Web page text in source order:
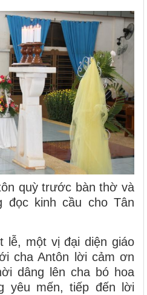
quỳ trước bàn thờ và
đọc kinh cầu cho Tân
lễ, một vị đại diện giáo
cha Antôn lời cảm ơn
dâng lên cha bó hoa
yêu mến, tiếp đến lời